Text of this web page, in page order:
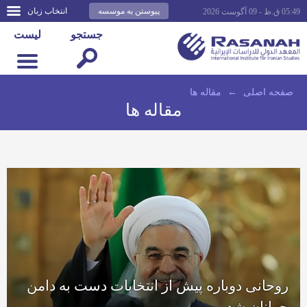
انتخاب زبان پیوستن به موسسه 05:49 ق.ظ - 09 آگوست 2026
لیست جستجو
صفحه اصلى ← مقاله ها
مقاله ها
روحانی دوباره پیش از انتخابات دست به دامن